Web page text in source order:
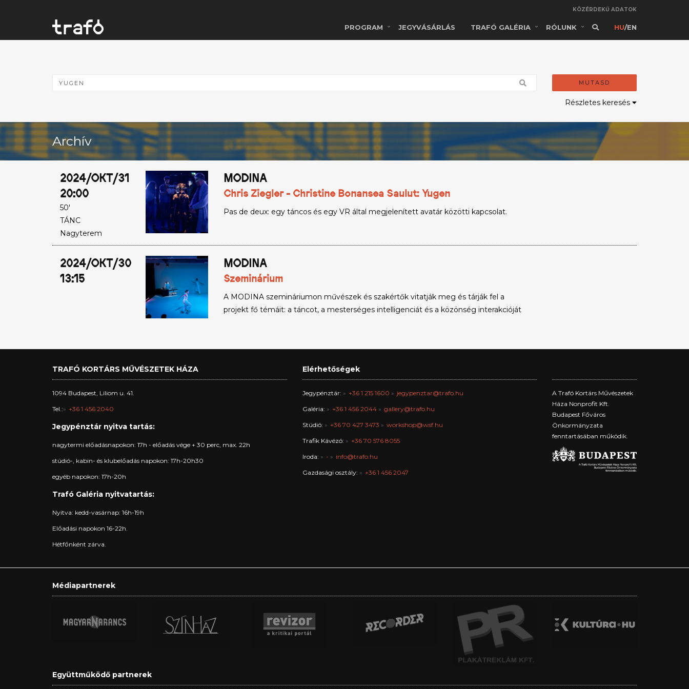
KÖZÉRDEKŰ ADATOK
PROGRAM JEGYVÁSÁRLÁS TRAFÓ GALÉRIA RÓLUNK HU/EN
MUTASD
Részletes keresés
Archív
2024/OKT/31
20:00
50'
TÁNC
Nagyterem
MODINA
Chris Ziegler - Christine Bonansea Saulut: Yugen
Pas de deux: egy táncos és egy VR által megjelenített avatár közötti kapcsolat.
2024/OKT/30
13:15
MODINA
Szeminárium
A MODINA szemináriumon művészek és szakértők vitatják meg és tárják fel a
projekt fő témáit: a táncot, a mesterséges intelligenciát és a közönség interakcióját
TRAFÓ KORTÁRS MŰVÉSZETEK HÁZA
1094 Budapest, Liliom u. 41.
Tel.: +36 1 456 2040
Jegypénztár nyitva tartás:
nagytermi előadásnapokon: 17h - előadás vége + 30 perc, max. 22h
stúdió-, kabin- és klubelőadás napokon: 17h-20h30
egyéb napokon: 17h-20h
Trafó Galéria nyitvatartás:
Nyitva: kedd-vasárnap: 16h-19h
Előadási napokon 16-22h.
Hétfőnként zárva.
Elérhetőségek
Jegypénztár: +36 1 215 1600 jegypenztar@trafo.hu
Galéria: +36 1 456 2044 gallery@trafo.hu
Stúdió: +36 70 427 3473 workshop@wsf.hu
Trafik Kávézó: +36 70 576 8055
Iroda: - info@trafo.hu
Gazdasági osztály: +36 1 456 2047
A Trafó Kortárs Művészetek
Háza Nonprofit Kft.
Budapest Főváros
Önkormányzata
fenntartásában működik.
Médiapartnerek
Együttműködő partnerek